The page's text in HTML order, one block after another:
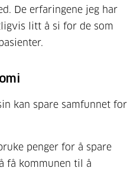
De erfaringene jeg har
litt å si for de som
kan spare samfunnet for
penger for å spare
få kommunen til å